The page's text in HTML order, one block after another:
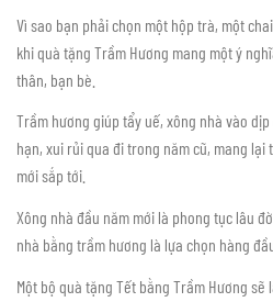
Vì sao bạn phải chọn một hộp trà, một
khi quà tặng Trầm Hương mang một ý
thân, bạn bè.
Trầm hương giúp tẩy uế, xông nhà vào
hạn, xui rủi qua đi trong năm cũ, mang lại
mới sắp tới.
Xông nhà đầu năm mới là phong tục lâu
nhà bằng trầm hương là lựa chọn hàng
Một bộ quà tặng Tết bằng Trầm Hương